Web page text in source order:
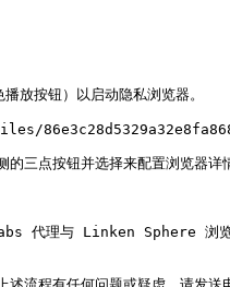
按钮）以启动隐私浏览器。
的三点按钮并选择来配置浏览器
代理与 Linken Sphere